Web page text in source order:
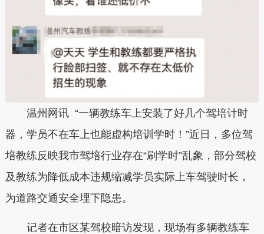
温州网讯 “一辆教练车上安装了好几个驾培计时
器，学员不在车上也能虚构培训学时！”近日，多位驾
培教练反映我市驾培行业存在“刷学时”乱象，部分驾校
及教练为降低成本违规缩减学员实际上车驾驶时长，
为道路交通安全埋下隐患。
记者在市区某驾校暗访发现，现场有多辆教练车